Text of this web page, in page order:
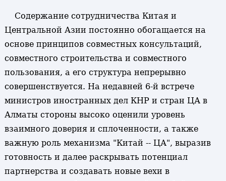
Содержание сотрудничества Китая и
Центральной Азии постоянно обогащается на
основе принципов совместных консультаций,
совместного строительства и совместного
пользования, а его структура непрерывно
совершенствуется. На недавней 6-й встрече
министров иностранных дел КНР и стран ЦА в
Алматы стороны высоко оценили уровень
взаимного доверия и сплоченности, а также
важную роль механизма "Китай -- ЦА", выразив
готовность и далее раскрывать потенциал
партнерства и создавать новые вехи в